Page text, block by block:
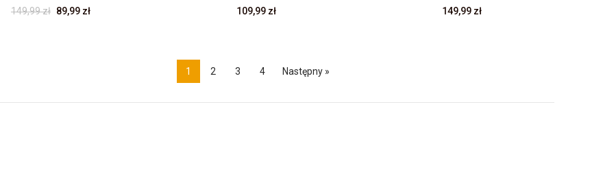
149,99 zł 89,99 zł
109,99 zł
149,99 zł
1 2 3 4 Następny »